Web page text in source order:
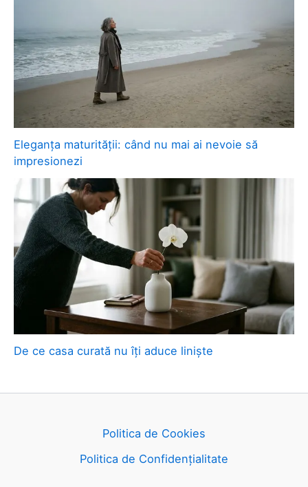
Eleganța maturității: când nu mai ai nevoie să
impresionezi
De ce casa curată nu îți aduce liniște
Politica de Cookies
Politica de Confidențialitate